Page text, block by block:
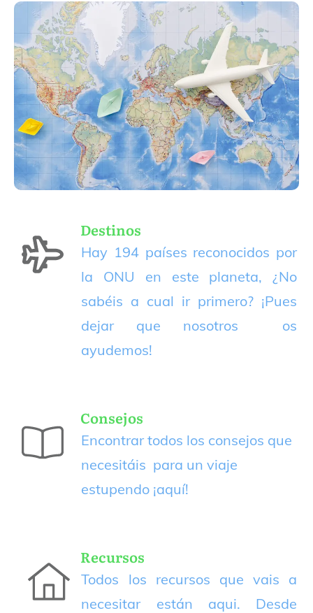
Destinos
Hay 194 países reconocidos por
la ONU en este planeta, ¿No
sabéis a cual ir primero? ¡Pues
dejar que nosotros os
ayudemos!
Consejos
Encontrar todos los consejos que
necesitáis para un viaje
estupendo ¡aquí!
Recursos
Todos los recursos que vais a
necesitar están aqui. Desde